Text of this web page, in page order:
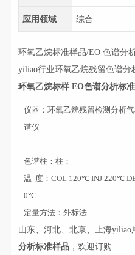
应用领域 综合
环氧乙烷标准样品/EO 色谱分
yiliao行业环氧乙烷残留色谱分
环氧乙烷标样 EO色谱分析标
仪器：环氧乙烷残留检测分析
谱仪
色谱柱：柱；
温 度：COL 120℃ INJ 220℃
0℃
定量方法：外标法
山东、河北、北京、上海yiliao
分析标准样品 ，欢迎订购